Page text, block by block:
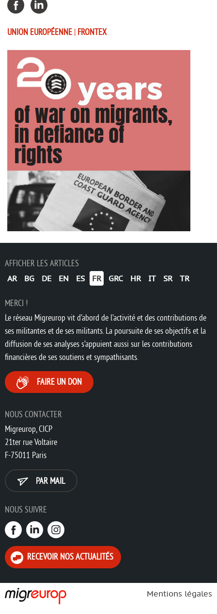
UNION EUROPÉENNE | FRONTEX
AFFICHER LES ARTICLES
AR BG DE EN ES FR GRC HR IT SR TR
NOUS CONTACTER
Migreurop, CICP
21ter rue Voltaire
F-75011 Paris
PAR MAIL
MERCI !
Le réseau Migreurop vit d’abord de l’activité et des contributions de
ses militantes et de ses militants. La poursuite de ses objectifs et la
diffusion de ses analyses s’appuient aussi sur les contributions
financières de ses soutiens et sympathisants.
FAIRE UN DON
NOUS SUIVRE
RECEVOIR NOS ACTUALITÉS
Mentions légales